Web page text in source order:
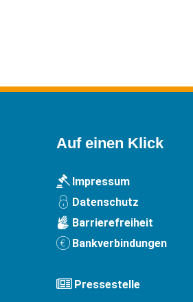
Auf einen Klick
Impressum
Datenschutz
Barrierefreiheit
Bankverbindungen
Pressestelle